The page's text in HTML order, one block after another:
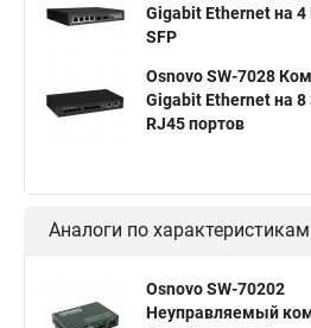
Gigabit Ethernet на 4
SFP
Osnovo SW-7028
Gigabit Ethernet на 8
RJ45 портов
Аналоги по характеристикам
Osnovo SW-70202
Неуправляемый